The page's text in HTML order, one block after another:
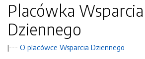
Placówka Wsparcia
Dziennego
|--- O placówce Wsparcia Dziennego